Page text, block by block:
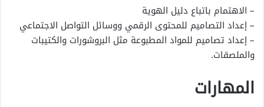
– الاهتمام باتباع دليل الهوية
– إعداد التصاميم للمحتوى الرقمي ووسائل التواصل الاجتماعي
– إعداد تصاميم للمواد المطبوعة مثل البروشورات والكتيبات
والملصقات.
المهارات